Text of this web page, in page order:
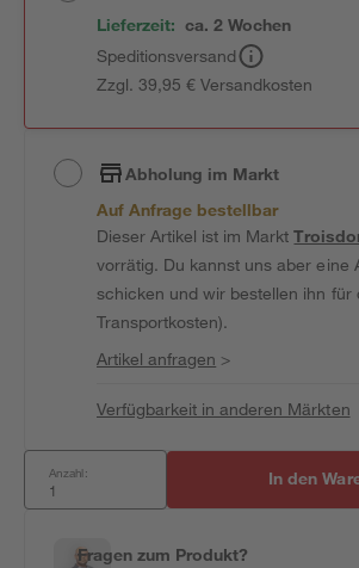
Lieferzeit: ca. 2 Wochen
Speditionsversand
Zzgl. 39,95 € Versandkosten
Abholung im Markt
Auf Anfrage bestellbar
Dieser Artikel ist im Markt
vorrätig. Du kannst uns aber eine
schicken und wir bestellen ihn für
Transportkosten).
Artikel anfragen >
Verfügbarkeit in anderen Märkten
Anzahl: In den
Fragen zum Produkt?